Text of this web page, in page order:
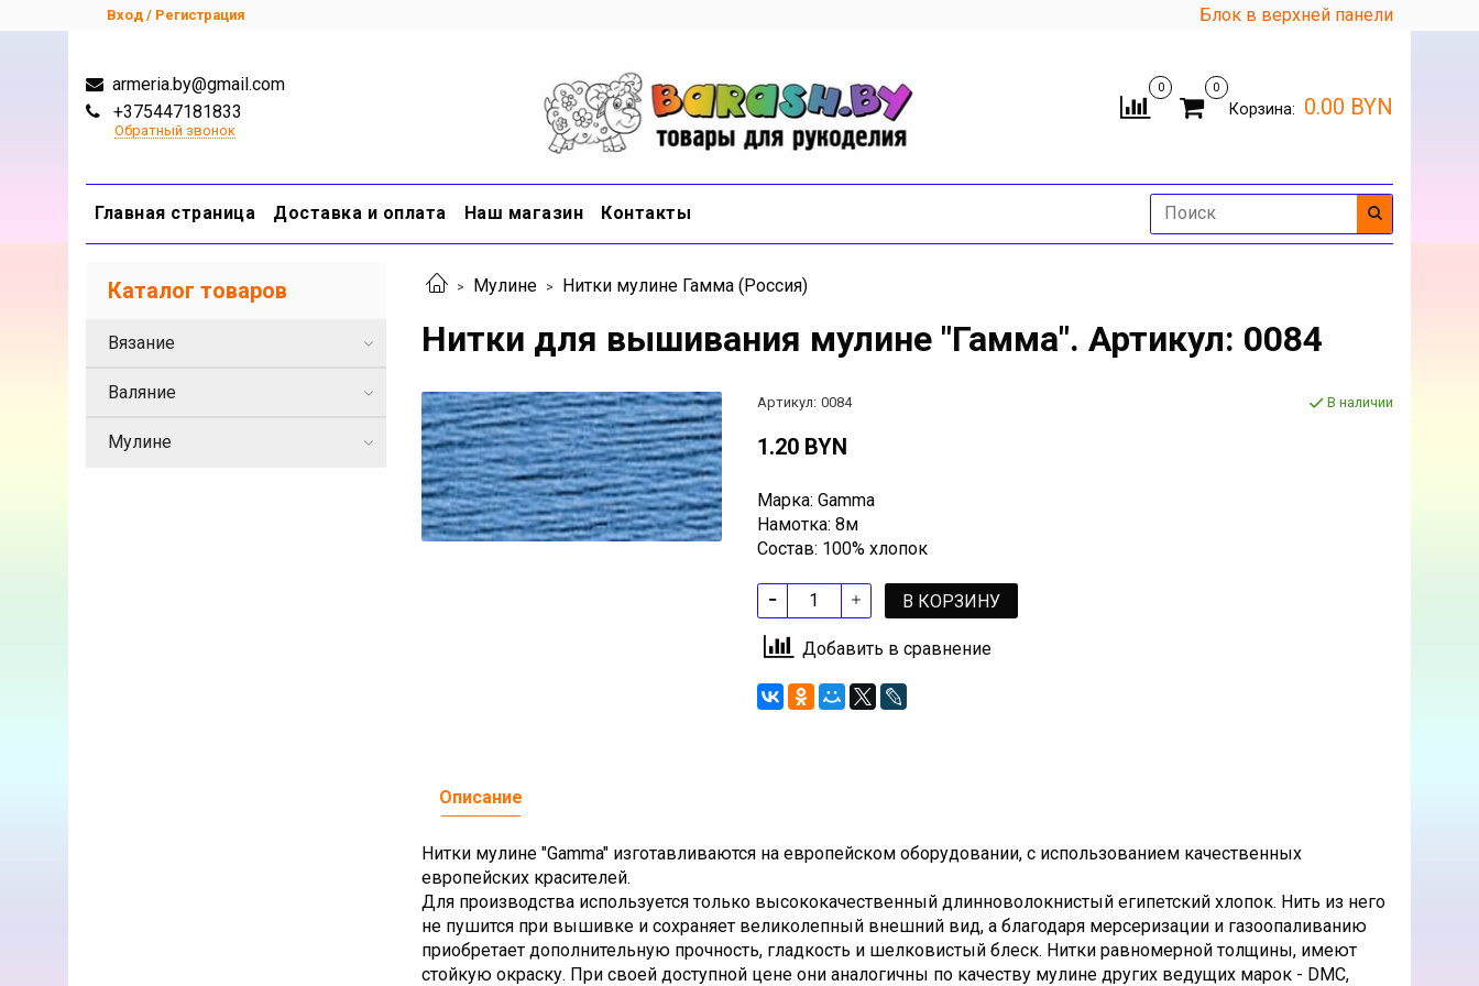
Вход / Регистрация Блок в верхней панели
armeria.by@gmail.com
+375447181833
Обратный звонок
0 0
Корзина: 0.00 BYN
Главная страница Доставка и оплата Наш магазин Контакты
Мулине Нитки мулине Гамма (Россия)
Нитки для вышивания мулине "Гамма". Артикул: 0084
Артикул: 0084 В наличии
1.20 BYN
Марка: Gamma
Намотка: 8м
Состав: 100% хлопок
В КОРЗИНУ
Добавить в сравнение
Описание
Нитки мулине "Gamma" изготавливаются на европейском оборудовании, с использованием качественных
европейских красителей.
Для производства используется только высококачественный длинноволокнистый египетский хлопок. Нить из него
не пушится при вышивке и сохраняет великолепный внешний вид, а благодаря мерсеризации и газоопаливанию
приобретает дополнительную прочность, гладкость и шелковистый блеск. Нитки равномерной толщины, имеют
стойкую окраску. При своей доступной цене они аналогичны по качеству мулине других ведущих марок - DMC,
Каталог товаров
Вязание
Валяние
Мулине